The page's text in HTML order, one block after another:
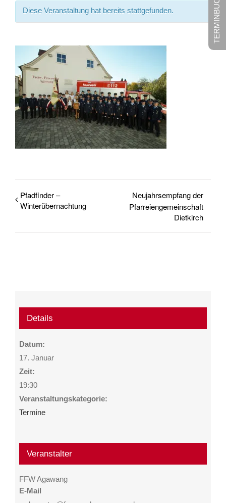
Diese Veranstaltung hat bereits stattgefunden.
Pfadfinder –
Winterübernachtung
Neujahrsempfang der
Pfarreiengemeinschaft
Dietkirch
Details
Datum:
17. Januar
Zeit:
19:30
Veranstaltungskategorie:
Termine
Veranstalter
FFW Agawang
E-Mail